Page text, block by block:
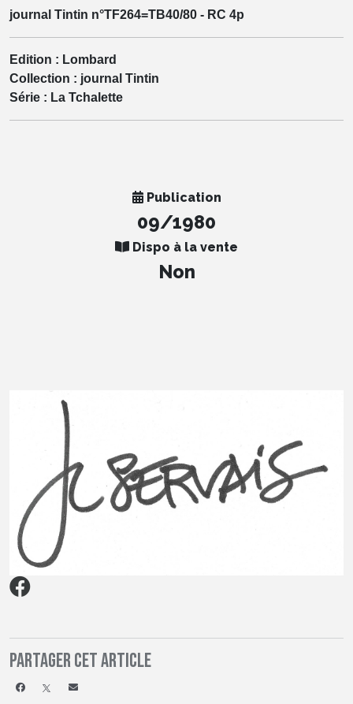
journal Tintin n°TF264=TB40/80 - RC 4p
Edition : Lombard
Collection : journal Tintin
Série : La Tchalette
Publication
09/1980
Dispo à la vente
Non
Partager cet article